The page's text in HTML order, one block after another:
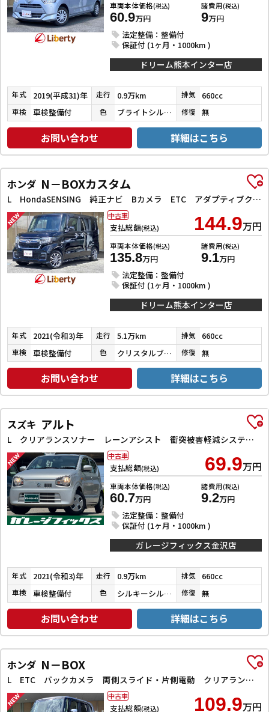
車両本体価格(税込)
60.9万円
諸費用(税込)
9万円
法定整備：整備付
保証付 (1ヶ月・1000km )
ドリーム熊本インター店
年式 2019(平成31)年 走行 0.9万km 排気 660cc
車検 車検整備付 色 ブライトシルバーメタリック 修復 無
お問い合わせ 詳細はこちら
ホンダ N－BOXカスタム
L HondaSENSING 純正ナビ Bカメラ ETC アダプティブクルーズコントロール 左パワースライドドア 前席シートヒーター LEDヘッドライト フォグライト スマートキー プッシュスタート
支払総額(税込) 144.9万円
車両本体価格(税込)
135.8万円
諸費用(税込)
9.1万円
法定整備：整備付
保証付 (1ヶ月・1000km )
中古車
ドリーム熊本インター店
年式 2021(令和3)年 走行 5.1万km 排気 660cc
車検 車検整備付 色 クリスタルブラックパール 修復 無
お問い合わせ 詳細はこちら
スズキ アルト
L クリアランスソナー レーンアシスト 衝突被害軽減システム オートライト キーレスエントリー アイドリングストップ 電動格納ミラー シートヒーター CVT 盗難防止システム ABS ESC CD
支払総額(税込) 69.9万円
車両本体価格(税込)
60.7万円
諸費用(税込)
9.2万円
法定整備：整備付
保証付 (1ヶ月・1000km )
中古車
ガレージフィックス金沢店
年式 2021(令和3)年 走行 0.9万km 排気 660cc
車検 車検整備付 色 シルキーシルバーメタリック 修復 無
お問い合わせ 詳細はこちら
ホンダ N－BOX
L ETC バックカメラ 両側スライド・片側電動 クリアランスソナー オートクルーズコントロール レーンアシスト 衝突被害軽減システム オートライト スマートキー アイドリングストップ 電動格納ミラー
支払総額(税込) 109.9万円
中古車